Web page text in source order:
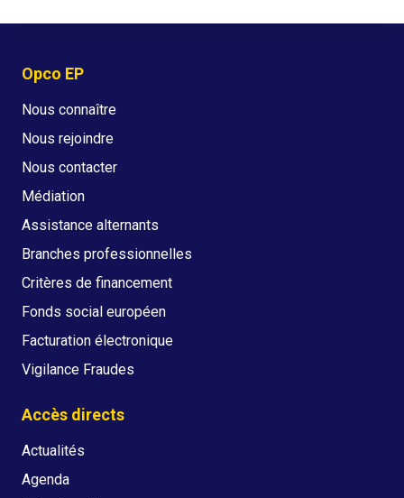
Opco EP
Nous connaître
Nous rejoindre
Nous contacter
Médiation
Assistance alternants
Branches professionnelles
Critères de financement
Fonds social européen
Facturation électronique
Vigilance Fraudes
Accès directs
Actualités
Agenda